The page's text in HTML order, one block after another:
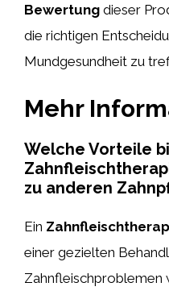
Bewertung dieser
die richtigen
Mundgesundheit zu
Mehr
Welche Vorteile
zu anderen
Ein
einer gezielten
Zahnfleischproblemen